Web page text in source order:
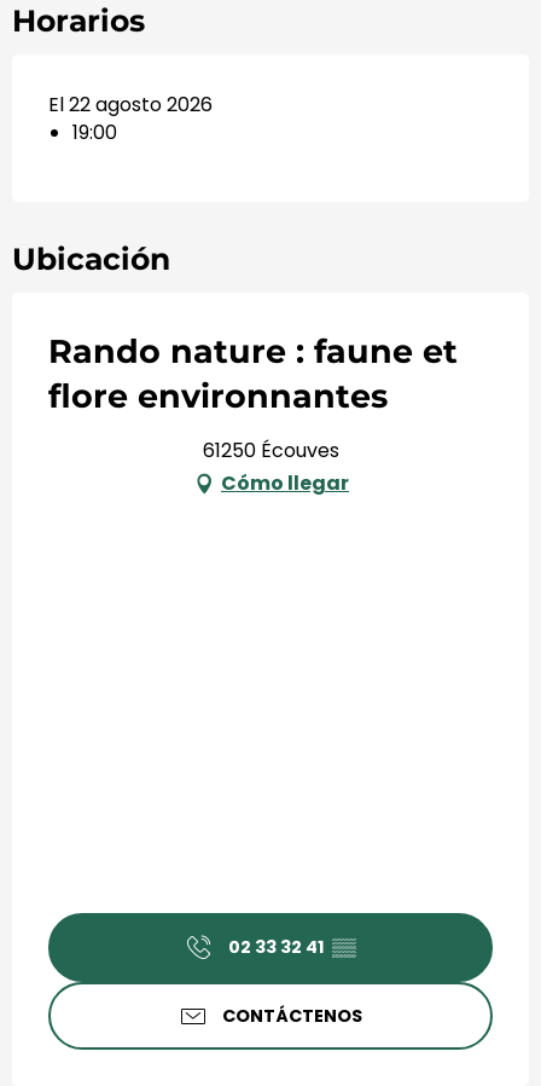
Horarios
El 22 agosto 2026
19:00
Ubicación
Rando nature : faune et
flore environnantes
61250 Écouves
Cómo llegar
02 33 32 41 ▒▒
CONTÁCTENOS